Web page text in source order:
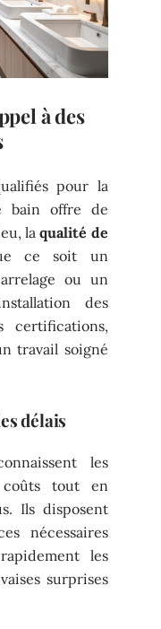
à des
pour la
bain offre de
laqualité de
ce soit un
ou un
des
certifications,
travail soigné
délais
les
tout en
Ils disposent
nécessaires
les
surprises